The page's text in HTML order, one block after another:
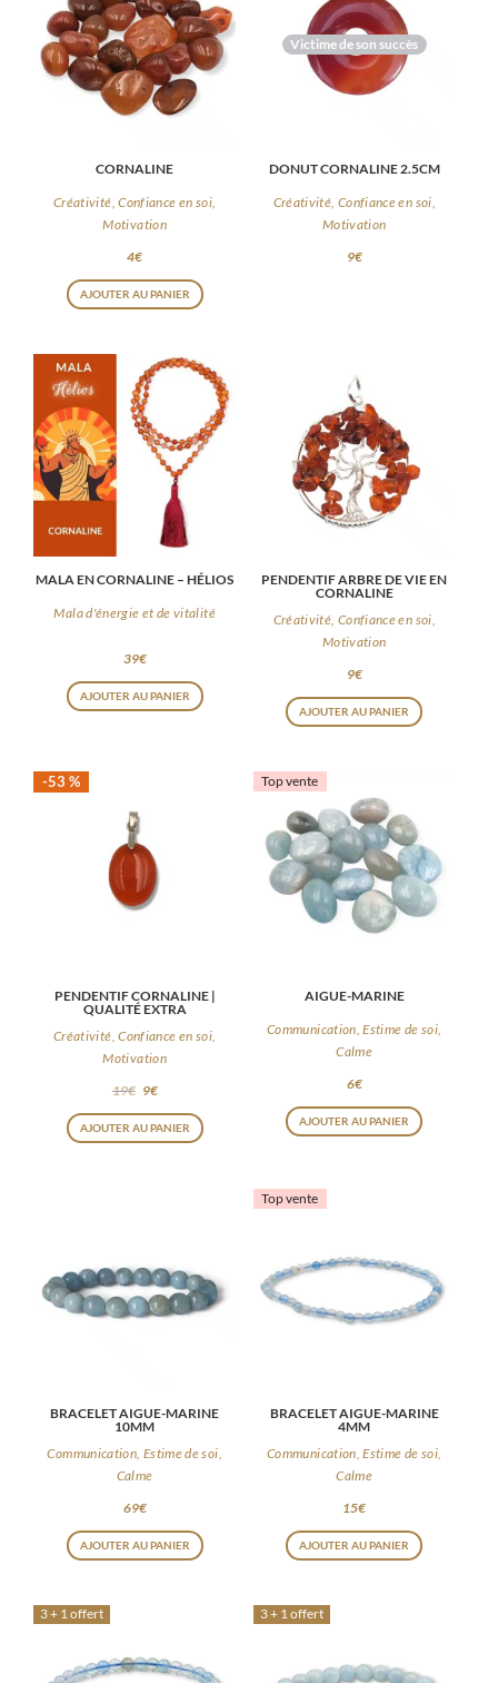
CORNALINE
Créativité, Confiance en soi,
Motivation
4€
AJOUTER AU PANIER
Victime de son succès
DONUT CORNALINE 2.5CM
Créativité, Confiance en soi,
Motivation
9€
MALA EN CORNALINE – HÉLIOS
Mala d'énergie et de vitalité
39€
AJOUTER AU PANIER
PENDENTIF ARBRE DE VIE EN
CORNALINE
Créativité, Confiance en soi,
Motivation
9€
AJOUTER AU PANIER
-53 %
PENDENTIF CORNALINE |
QUALITÉ EXTRA
Créativité, Confiance en soi,
Motivation
19€ 9€
AJOUTER AU PANIER
Top vente
AIGUE-MARINE
Communication, Estime de soi,
Calme
6€
AJOUTER AU PANIER
BRACELET AIGUE-MARINE
10MM
Communication, Estime de soi,
Calme
69€
AJOUTER AU PANIER
Top vente
BRACELET AIGUE-MARINE
4MM
Communication, Estime de soi,
Calme
15€
AJOUTER AU PANIER
3 + 1 offert 3 + 1 offert